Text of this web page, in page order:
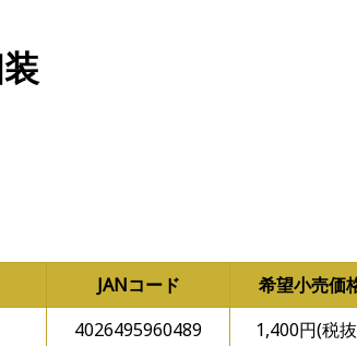
JANコード
希望小売価
4026495960489 1,400円(税抜